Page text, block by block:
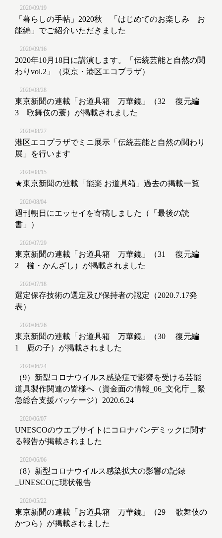
2020/09/19
「暮らしの手帖」2020秋 「はじめてのお楽しみ お
能編」でご紹介いただきました
2020/09/16
2020年10月18日に講演します。「伝統芸能と自然の関
わりvol.2」（東京・港区エコプラザ）
2020/08/28
東京新聞の連載「お道具箱 万華鏡」（32 復元編
3 歌舞伎の蓑）が掲載されました
2020/08/27
港区エコプラザでミニ展示「伝統芸能と自然の関わり
展」を行います
2020/08/15
★東京新聞の連載「能楽 お道具箱」過去の掲載一覧
2020/08/04
週刊朝日にエッセイを寄稿しました（「最後の読
書」）
2020/07/29
東京新聞の連載「お道具箱 万華鏡」（31 復元編
2 櫛・かんざし）が掲載されました
2020/07/18
選定保存技術の選定及び保持者の認定（2020.7.17発
表）
2020/06/26
東京新聞の連載「お道具箱 万華鏡」（30 復元編
1 鹿の子）が掲載されました
2020/06/24
（9）新型コロナウイルス感染症で影響を受ける芸能
道具製作関連の皆様へ（資金面の情報_06_文化庁＿緊
急総合支援パッケージ）2020.6.24
2020/06/07
UNESCOのウエブサイトにコロナパンデミックに関す
る報告が掲載されました
2020/06/06
（8）新型コロナウイルス感染拡大の影響の記録
_UNESCOに現状報告
2020/05/22
東京新聞の連載「お道具箱 万華鏡」（29 歌舞伎の
かつら）が掲載されました